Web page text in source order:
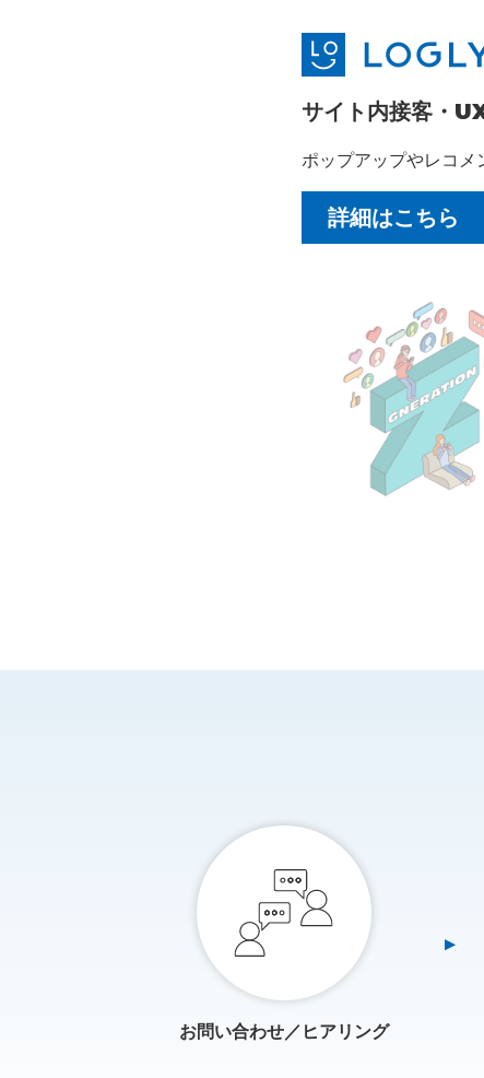
サイト内接客・
ポップアップやレコメ
詳細はこちら
お問い合わせ／ヒアリング